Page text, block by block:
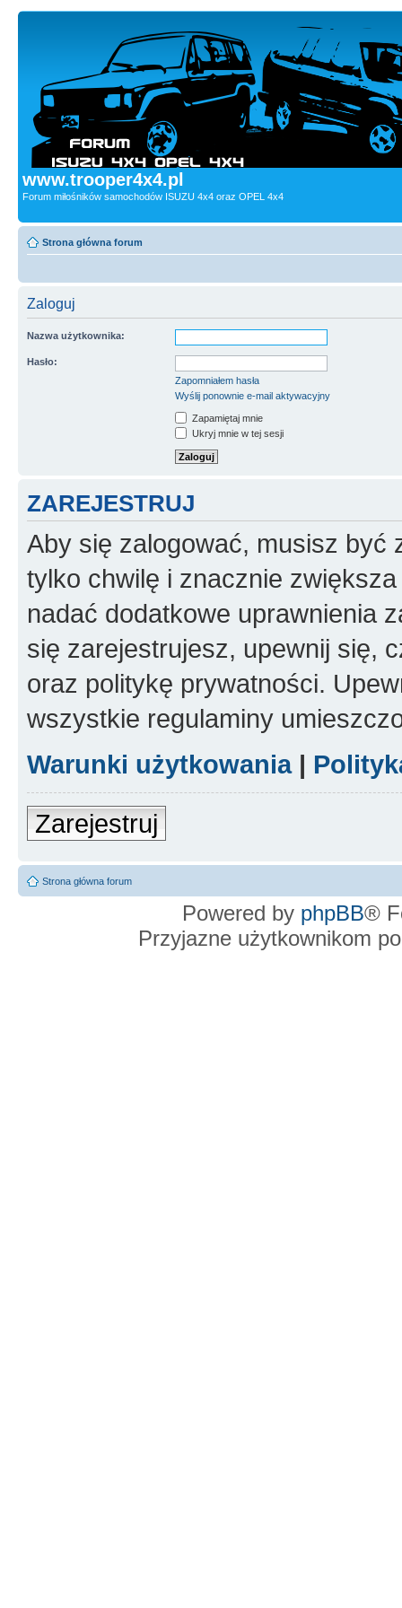
www.trooper4x4.pl
Forum miłośników samochodów ISUZU 4x4 oraz OPEL 4x4
Strona główna forum
Zaloguj
Nazwa użytkownika:
Hasło:
Zapomniałem hasła
Wyślij ponownie e-mail aktywacyjny
Zapamiętaj mnie
Ukryj mnie w tej sesji
ZAREJESTRUJ
Aby się zalogować, musisz być
tylko chwilę i znacznie
nadać dodatkowe uprawnienia
się zarejestrujesz, upewnij się,
oraz politykę prywatności.
wszystkie regulaminy
Warunki użytkowania|
Zarejestruj
Strona główna forum
Powered by phpBB®
Przyjazne użytkownikom